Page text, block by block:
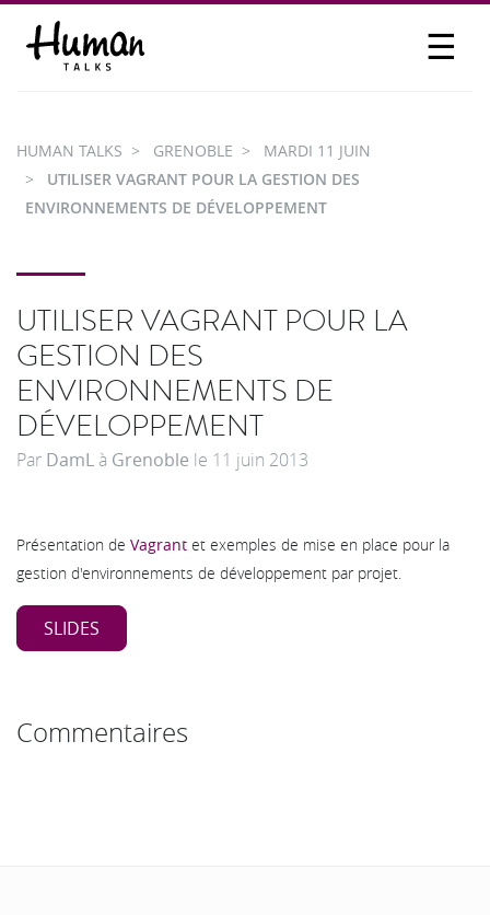
☰
PARTICIPER
HUMAN TALKS GRENOBLE
MARDI 11 JUIN
UTILISER VAGRANT POUR LA GESTION DES
ENVIRONNEMENTS DE DÉVELOPPEMENT
UTILISER VAGRANT POUR LA
GESTION DES
ENVIRONNEMENTS DE
DÉVELOPPEMENT
Par DamL à Grenoble le 11 juin 2013
Présentation de Vagrant et exemples de mise en place pour la
gestion d'environnements de développement par projet.
SLIDES
Commentaires